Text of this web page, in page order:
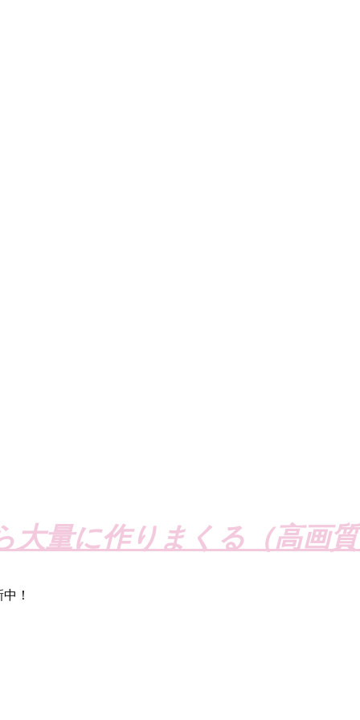
大量に作りまくる（高画
！